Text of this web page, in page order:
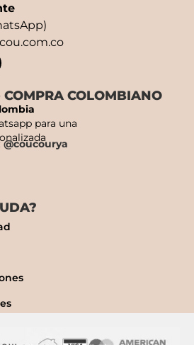
COLOMBIANO
para una
@coucourya